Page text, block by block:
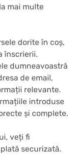
mai multe
dorite în coș,
înscrierii.
dumneavoastră
de email,
relevante.
introduse
și complete.
veți fi
securizată.